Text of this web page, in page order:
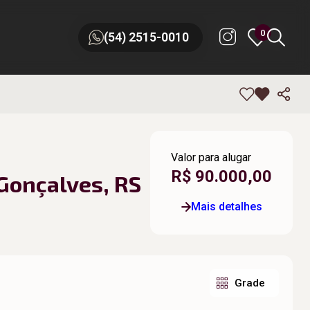
(54) 2515-0010 0
(54) 2515-0010 0
RS
Valor para alugar
R$ 90.000,00
Mais detalhes
Grade